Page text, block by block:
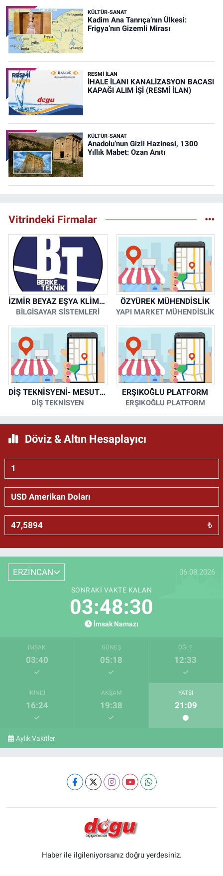
KÜLTÜR-SANAT
Kadim Ana Tanrıça’nın Ülkesi:
Frigya’nın Gizemli Mirası
RESMİ İLAN
İHALE İLANI KANALİZASYON BACASI
KAPAĞI ALIM İŞİ (RESMİ İLAN)
KÜLTÜR-SANAT
Anadolu’nun Gizli Hazinesi, 1300
Yıllık Mabet: Ozan Anıtı
Vitrindeki Firmalar
İZMİR BEYAZ EŞYA KLİMA KOMBİ SERVİSİ
BİLGİSAYAR SİSTEMLERİ
ÖZYÜREK MÜHENDİSLİK
YAPI MARKET MÜHENDİSLİK
DİŞ TEKNİSYENİ- MESUT KORKMAZ
DİŞ TEKNİSYEN
ERŞIKOĞLU PLATFORM
ERŞIKOĞLU PLATFORM
Döviz & Altın Hesaplayıcı
₺
ERZİNCAN 06.08.2026
SONRAKI VAKTE KALAN
03:48:29
İmsak Namazı
İMSAK
03:40
GÜNEŞ
05:18
ÖĞLE
12:33
İKINDI
16:24
AKŞAM
19:38
YATSI
21:09
Aylık Vakitler
Haber ile ilgileniyorsanız doğru yerdesiniz.